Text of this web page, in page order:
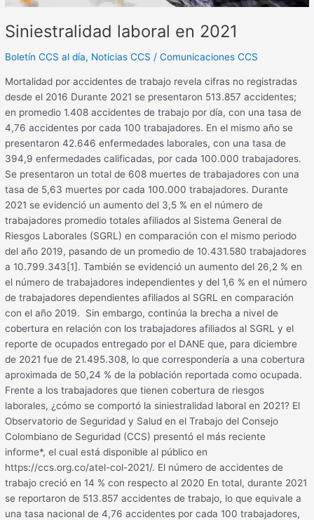
Siniestralidad laboral en 2021
Boletín CCS al día, Noticias CCS /Comunicaciones CCS
Mortalidad por accidentes de trabajo revela cifras no registradas
desde el 2016 Durante 2021 se presentaron 513.857 accidentes;
en promedio 1.408 accidentes de trabajo por día, con una tasa de
4,76 accidentes por cada 100 trabajadores. En el mismo año se
presentaron 42.646 enfermedades laborales, con una tasa de
394,9 enfermedades calificadas, por cada 100.000 trabajadores.
Se presentaron un total de 608 muertes de trabajadores con una
tasa de 5,63 muertes por cada 100.000 trabajadores. Durante
2021 se evidenció un aumento del 3,5 % en el número de
trabajadores promedio totales afiliados al Sistema General de
Riesgos Laborales (SGRL) en comparación con el mismo periodo
del año 2019, pasando de un promedio de 10.431.580 trabajadores
a 10.799.343[1]. También se evidenció un aumento del 26,2 % en
el número de trabajadores independientes y del 1,6 % en el número
de trabajadores dependientes afiliados al SGRL en comparación
con el año 2019. Sin embargo, continúa la brecha a nivel de
cobertura en relación con los trabajadores afiliados al SGRL y el
reporte de ocupados entregado por el DANE que, para diciembre
de 2021 fue de 21.495.308, lo que correspondería a una cobertura
aproximada de 50,24 % de la población reportada como ocupada.
Frente a los trabajadores que tienen cobertura de riesgos
laborales, ¿cómo se comportó la siniestralidad laboral en 2021? El
Observatorio de Seguridad y Salud en el Trabajo del Consejo
Colombiano de Seguridad (CCS) presentó el más reciente
informe*, el cual está disponible al público en
https://ccs.org.co/atel-col-2021/. El número de accidentes de
trabajo creció en 14 % con respecto al 2020 En total, durante 2021
se reportaron de 513.857 accidentes de trabajo, lo que equivale a
una tasa nacional de 4,76 accidentes por cada 100 trabajadores,